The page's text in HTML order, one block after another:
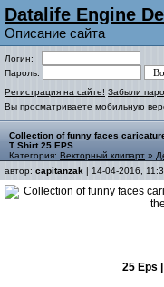
Datalife Engine
Описание сайта
Логин:
Пароль:
Регистрация на сайте! Забыли
Вы просматриваете мобильную
Collection of funny faces
T Shirt 25 EPS
Категория: Векторный клипарт »
автор: capitanzak | 14-04-2016,
25 Eps